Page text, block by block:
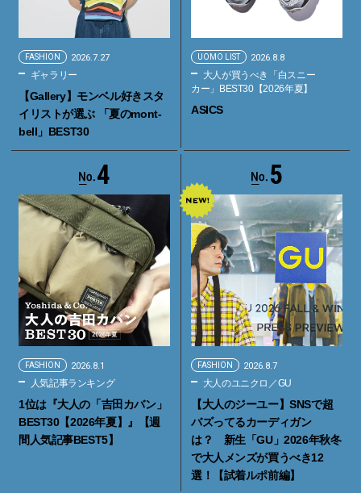
FASHION 2026.7.27
ギャラリー
【Gallery】モンベル好きスタ
イリストが選ぶ 「夏のmont-
bell」BEST30
UOMO LIST 2026.8.8
大人が買うべき「白スニー
カー」BEST30【2026年夏】
ASICS
4
FASHION 2026.8.1
人気記事ランキング
1位は『大人の「吉田カバン」
BEST30【2026年夏】』【週
間人気記事BEST5】
5
FASHION 2026.8.7
大人のユニクロ／GU
【大人のジーユー】SNSで超
バズってるカーディガン
は？ 新生「GU」2026年秋冬
で大人メンズが買うべき12
選！【試着ルポ前編】